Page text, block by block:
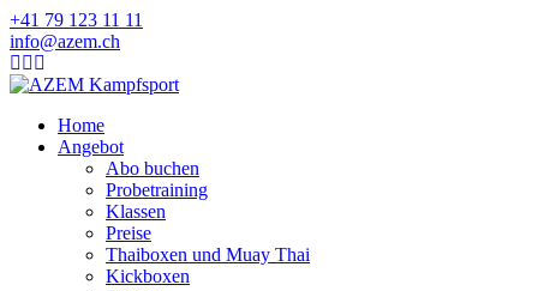
+41 79 123 11 11
info@azem.ch
Home
Angebot
Abo buchen
Probetraining
Klassen
Preise
Thaiboxen und Muay Thai
Kickboxen